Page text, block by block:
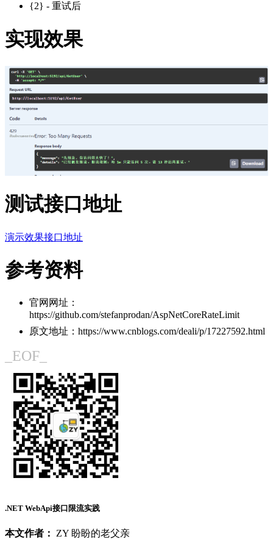
{2} - 重试后
实现效果
测试接口地址
演示效果接口地址
参考资料
官网网址：
https://github.com/stefanprodan/AspNetCoreRateLimit
原文地址：https://www.cnblogs.com/deali/p/17227592.html
_EOF_
.NET WebApi接口限流实践
本文作者：
ZY 盼盼的老父亲